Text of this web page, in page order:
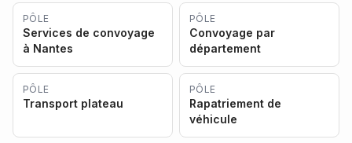
PÔLE
Services de convoyage
à Nantes
PÔLE
Convoyage par
département
PÔLE
Transport plateau
PÔLE
Rapatriement de
véhicule